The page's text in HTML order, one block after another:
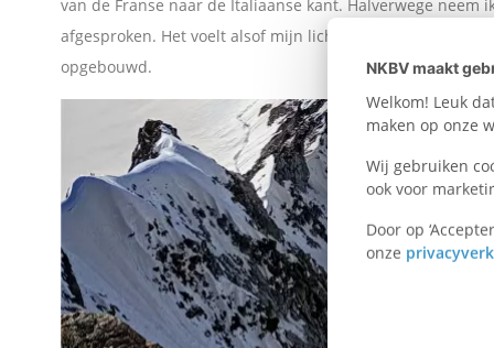
NKBV maakt
Welkom! Leuk
maken op onze
Wij gebruiken
ook voor
Door op
onze
p
L
i
n
van de Franse naar de Italiaanse kant. Halverwege neem
afgesproken. Het voelt alsof mijn lichaam zich eindelijk
opgebouwd.